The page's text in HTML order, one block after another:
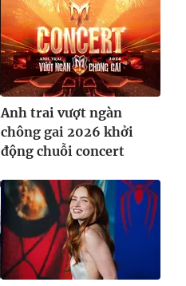
Anh trai vượt ngàn
chông gai 2026 khởi
động chuỗi concert